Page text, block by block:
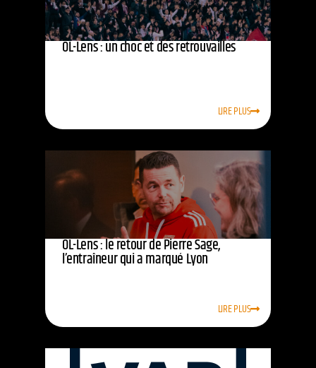
OL-Lens : un choc et des retrouvailles
LIRE PLUS
OL-Lens : le retour de Pierre Sage,
l’entraîneur qui a marqué Lyon
LIRE PLUS